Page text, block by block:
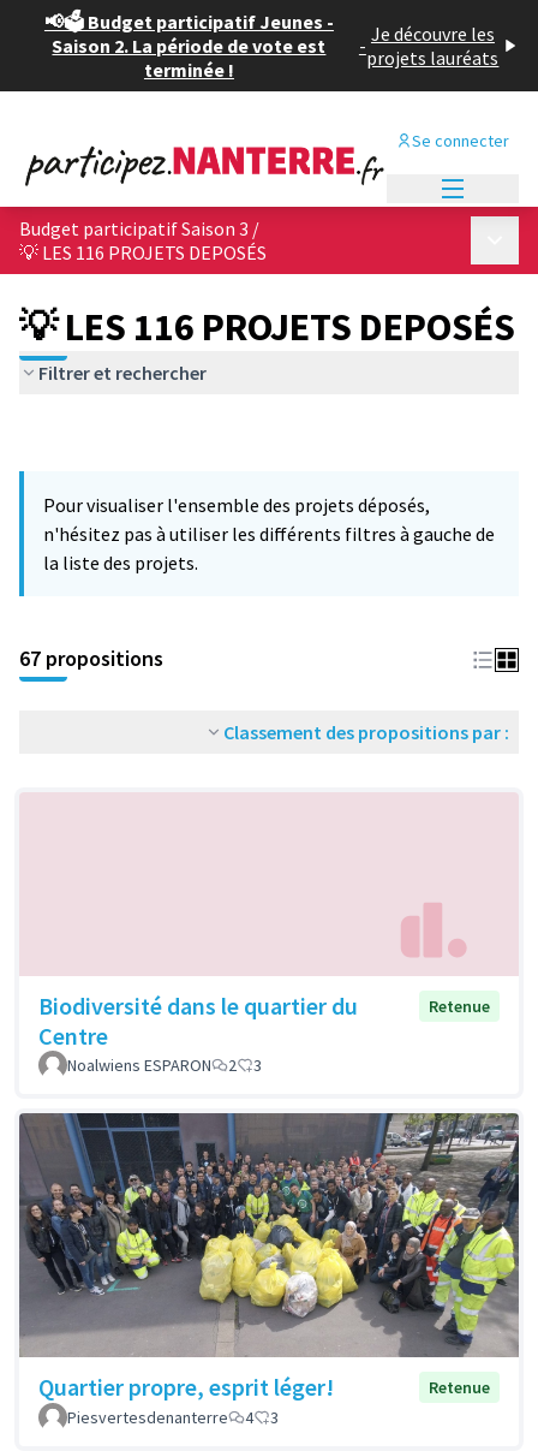
📢🗳️ Budget participatif Jeunes -
Saison 2. La période de vote est
terminée !
- Je découvre les
projets lauréats
Se connecter
Budget participatif Saison 3 /
💡 LES 116 PROJETS DEPOSÉS
💡 LES 116 PROJETS DEPOSÉS
Filtrer et rechercher
Pour visualiser l'ensemble des projets déposés,
n'hésitez pas à utiliser les différents filtres à gauche de
la liste des projets.
67 propositions
Classement des propositions par :
Biodiversité dans le quartier du
Centre
Retenue
Noalwiens ESPARON 2 3
Quartier propre, esprit léger!
Retenue
Piesvertesdenanterre
4 3